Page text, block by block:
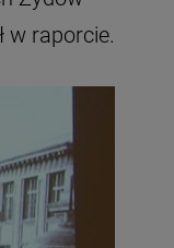
w raporcie.